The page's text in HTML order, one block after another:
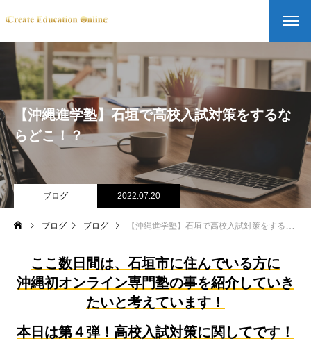
【沖縄進学塾】石垣で高校入試対策をするな
らどこ！？
ブログ 2022.07.20
ブログ ブログ 【沖縄進学塾】石垣で高校入試対策をするならどこ！？
ここ数日間は、石垣市に住んでいる方に
沖縄初オンライン専門塾の事を紹介していき
たいと考えています！
本日は第４弾！高校入試対策に関してです！